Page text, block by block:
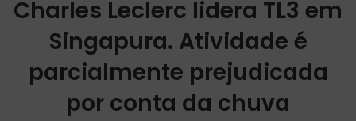
Charles Leclerc lidera TL3 em
Singapura. Atividade é
parcialmente prejudicada
por conta da chuva